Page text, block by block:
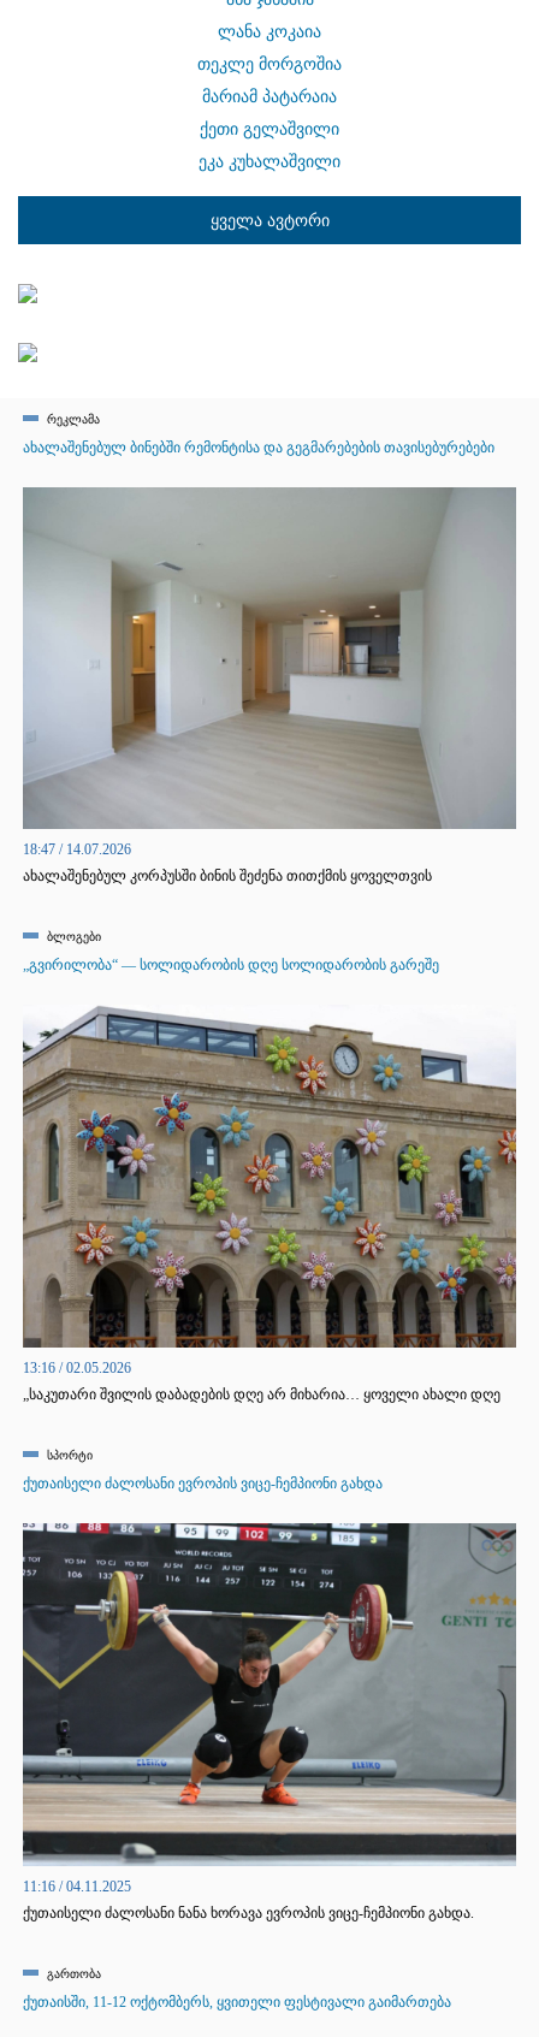
ლანა კოკაია
თეკლე მორგოშია
მარიამ პატარაია
ქეთი გელაშვილი
ეკა კუხალაშვილი
ყველა ავტორი
რეკლამა
ახალაშენებულ ბინებში რემონტისა და გეგმარებების თავისებურებები
18:47 / 14.07.2026
ახალაშენებულ კორპუსში ბინის შეძენა თითქმის ყოველთვის
დასრულების შემდეგ.
ბლოგები
„გვირილობა“ — სოლიდარობის დღე სოლიდარობის გარეშე
13:16 / 02.05.2026
„საკუთარი შვილის დაბადების დღე არ მიხარია… ყოველი ახალი დღე
სპორტი
ქუთაისელი ძალოსანი ევროპის ვიცე-ჩემპიონი გახდა
11:16 / 04.11.2025
ქუთაისელი ძალოსანი ნანა ხორავა ევროპის ვიცე-ჩემპიონი გახდა.
გართობა
ქუთაისში, 11-12 ოქტომბერს, ყვითელი ფესტივალი გაიმართება